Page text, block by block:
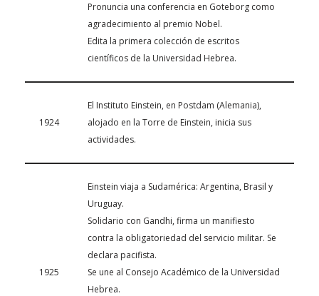
Pronuncia una conferencia en Goteborg como
agradecimiento al premio Nobel.
Edita la primera colección de escritos
científicos de la Universidad Hebrea.
1924
El Instituto Einstein, en Postdam (Alemania),
alojado en la Torre de Einstein, inicia sus
actividades.
1925
Einstein viaja a Sudamérica: Argentina, Brasil y
Uruguay.
Solidario con Gandhi, firma un manifiesto
contra la obligatoriedad del servicio militar. Se
declara pacifista.
Se une al Consejo Académico de la Universidad
Hebrea.